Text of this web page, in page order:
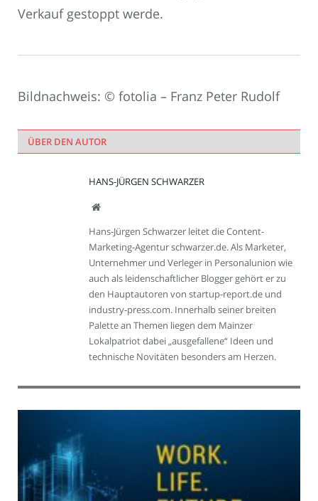
Verkauf gestoppt werde.
Bildnachweis: © fotolia – Franz Peter Rudolf
ÜBER DEN AUTOR
HANS-JÜRGEN SCHWARZER
Webseite
Hans-Jürgen Schwarzer leitet die Content-
Marketing-Agentur schwarzer.de. Als Marketer,
Unternehmer und Verleger in Personalunion wie
auch als leidenschaftlicher Blogger gehört er zu
den Hauptautoren von startup-report.de und
industry-press.com. Innerhalb seiner breiten
Palette an Themen liegen dem Mainzer
Lokalpatriot dabei „ausgefallene“ Ideen und
technische Novitäten besonders am Herzen.